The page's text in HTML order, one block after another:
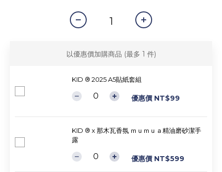
以優惠價加購商品 (最多 1 件)
KID ® 2025 A5貼紙套組
優惠價 NT$99
KID ® x 那木瓦香氛 ｍｕｍｕａ精油磨砂潔手
露
優惠價 NT$599